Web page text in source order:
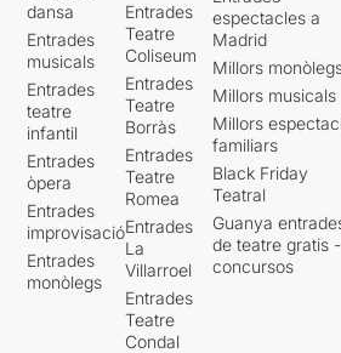
dansa
Entrades
musicals
Entrades
teatre
infantil
Entrades
òpera
Entrades
improvisació
Entrades
monòlegs
Entrades
Teatre
Coliseum
Entrades
Teatre
Borràs
Entrades
Teatre
Romea
Entrades
La
Villarroel
Entrades
Teatre
Condal
espectacles a
Madrid
Millors
Millors musicals
Millors
familiars
Black Friday
Teatral
Guanya
de teatre gratis -
concursos